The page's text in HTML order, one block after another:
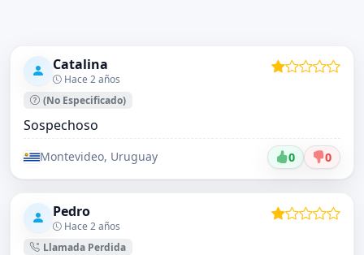
Catalina
Hace 2 años
(No Especificado)
Sospechoso
Montevideo, Uruguay 0 0
Pedro
Hace 2 años
Llamada Perdida